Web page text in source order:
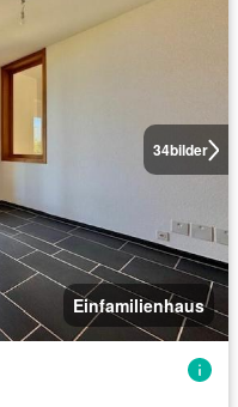
34bilder
Einfamilienhaus